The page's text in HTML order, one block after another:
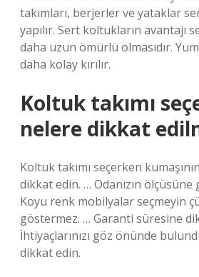
takımları, berjerler ve yataklar
yapılır. Sert koltukların avantajı
daha uzun ömürlü olmasıdır.
daha kolay kırılır.
Koltuk takımı
nelere dikkat
Koltuk takımı seçerken
dikkat edin. … Odanızın ölçüsüne
Koyu renk mobilyalar seçmeyin
göstermez. … Garanti süresine
İhtiyaçlarınızı göz önünde
dikkat edin.